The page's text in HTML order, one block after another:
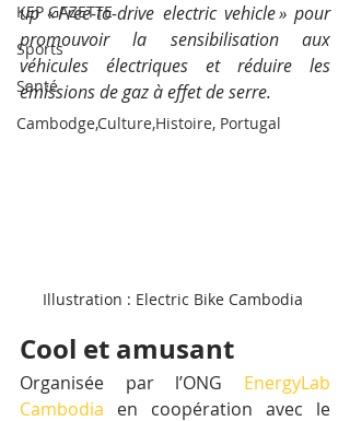
KEP GAZETTE
Sports
Santé
Cambodge,Culture,Histoire, Portugal
up « Free-to-drive electric vehicle » pour
promouvoir la sensibilisation aux
véhicules électriques et réduire les
émissions de gaz à effet de serre.
Illustration : Electric Bike Cambodia
Cool et amusant
Organisée par l’ONG EnergyLab
Cambodia en coopération avec le